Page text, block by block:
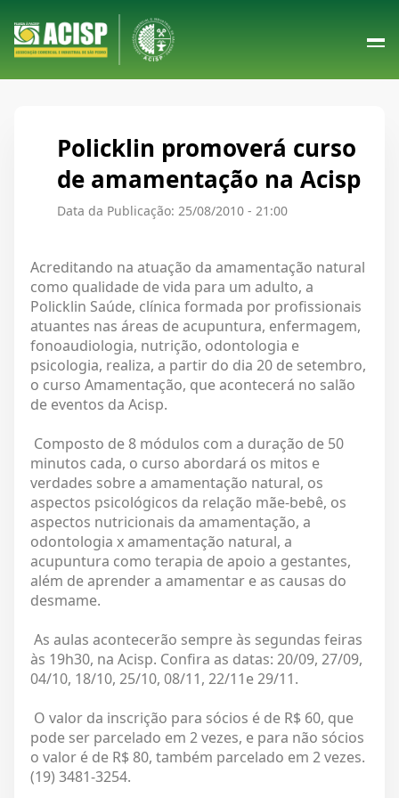
Policklin promoverá curso
de amamentação na Acisp
Data da Publicação: 25/08/2010 - 21:00
Acreditando na atuação da amamentação natural
como qualidade de vida para um adulto, a
Policklin Saúde, clínica formada por profissionais
atuantes nas áreas de acupuntura, enfermagem,
fonoaudiologia, nutrição, odontologia e
psicologia, realiza, a partir do dia 20 de setembro,
o curso Amamentação, que acontecerá no salão
de eventos da Acisp.
Composto de 8 módulos com a duração de 50
minutos cada, o curso abordará os mitos e
verdades sobre a amamentação natural, os
aspectos psicológicos da relação mãe-bebê, os
aspectos nutricionais da amamentação, a
odontologia x amamentação natural, a
acupuntura como terapia de apoio a gestantes,
além de aprender a amamentar e as causas do
desmame.
As aulas acontecerão sempre às segundas feiras
às 19h30, na Acisp. Confira as datas: 20/09, 27/09,
04/10, 18/10, 25/10, 08/11, 22/11e 29/11.
O valor da inscrição para sócios é de R$ 60, que
pode ser parcelado em 2 vezes, e para não sócios
o valor é de R$ 80, também parcelado em 2 vezes.
(19) 3481-3254.